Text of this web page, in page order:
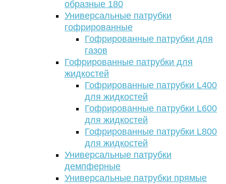
образные 180
Универсальные патрубки
гофрированные
Гофрированные патрубки для
газов
Гофрированные патрубки для
жидкостей
Гофрированные патрубки L400
для жидкостей
Гофрированные патрубки L600
для жидкостей
Гофрированные патрубки L800
для жидкостей
Универсальные патрубки
демпферные
Универсальные патрубки прямые